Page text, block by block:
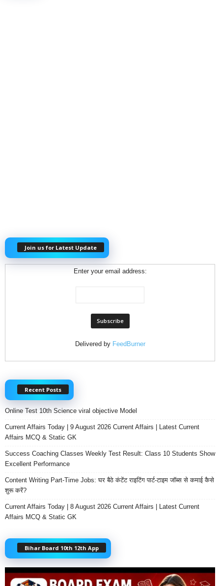
Join us for Latest Update
Enter your email address:
Delivered by FeedBurner
Recent Posts
Online Test 10th Science viral objective Model
Current Affairs Today | 9 August 2026 Current Affairs | Latest Current
Affairs MCQ & Static GK
Success Coaching Classes Weekly Test Result: Class 10 Students Show
Excellent Performance
Content Writing Part-Time Jobs: घर बैठे कंटेंट राइटिंग पार्ट-टाइम जॉब्स से कमाई कैसे
शुरू करें?
Current Affairs Today | 8 August 2026 Current Affairs | Latest Current
Affairs MCQ & Static GK
Bihar Board 10th 12th App